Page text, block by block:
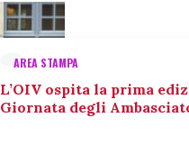
AREA STAMPA
L’OIV ospita la prima
Giornata degli